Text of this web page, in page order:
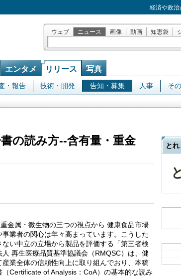
経済や政
ウェブ ニュース 画像 動画 知恵袋
エンタメ リリース 写真
・報告 技術・開発 告知・募集 人事 そ
の読み方--含有量・重金
金属・微生物の三つの視点から 健康食品市場
業者の関心は年々高まっています。こうした
い中立の立場から製品を評価する「第三者検
再生医療品質基準協議会（RMQSC）は、健
業全体の信頼性向上に取り組んでおり、本稿
Certificate of Analysis：CoA）の基本的な読み
とれ